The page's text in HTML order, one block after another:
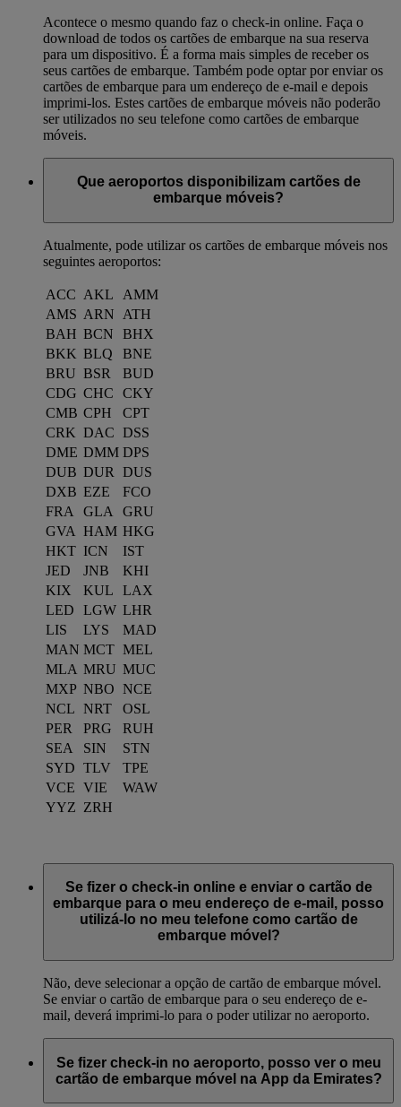
Acontece o mesmo quando faz o check-in online. Faça o
download de todos os cartões de embarque na sua reserva
para um dispositivo. É a forma mais simples de receber os
seus cartões de embarque. Também pode optar por enviar os
cartões de embarque para um endereço de e-mail e depois
imprimi-los. Estes cartões de embarque móveis não poderão
ser utilizados no seu telefone como cartões de embarque
móveis.
Que aeroportos disponibilizam cartões de
embarque móveis?
Atualmente, pode utilizar os cartões de embarque móveis nos
seguintes aeroportos:
ACC AKL
AMM
AMS ARN
ATH
BAH BCN
BHX
BKK BLQ
BNE
BRU BSR
BUD
CDG CHC
CKY
CMB CPH
CPT
CRK DAC DSS
DME DMM DPS
DUB DUR
DUS
DXB EZE
FCO
FRA
GLA
GRU
GVA HAM HKG
HKT ICN
IST
JED
JNB
KHI
KIX
KUL
LAX
LED
LGW LHR
LIS
LYS
MAD
MAN MCT MEL
MLA MRU MUC
MXP NBO NCE
NCL NRT
OSL
PER
PRG
RUH
SEA
SIN
STN
SYD TLV
TPE
VCE VIE
WAW
YYZ ZRH
Se fizer o check-in online e enviar o cartão de
embarque para o meu endereço de e-mail, posso
utilizá-lo no meu telefone como cartão de
embarque móvel?
Não, deve selecionar a opção de cartão de embarque móvel.
Se enviar o cartão de embarque para o seu endereço de e-
mail, deverá imprimi-lo para o poder utilizar no aeroporto.
Se fizer check-in no aeroporto, posso ver o meu
cartão de embarque móvel na App da Emirates?